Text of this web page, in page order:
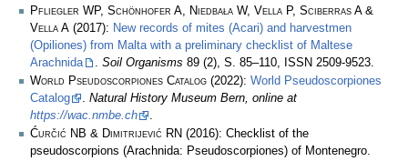
Pfliegler WP, Schönhofer A, Niedbała W, Vella P, Sciberras A &
Vella A (2017): New records of mites (Acari) and harvestmen
(Opiliones) from Malta with a preliminary checklist of Maltese
Arachnida
Soil Organisms 89 (2), S. 85–110, ISSN 2509-9523.
World Pseudoscorpiones Catalog (2022): World Pseudoscorpiones
Catalog
. Natural History Museum Bern, online at
https://wac.nmbe.ch
.
Ćurčić NB & Dimitrijević RN (2016): Checklist of the
pseudoscorpions (Arachnida: Pseudoscorpiones) of Montenegro.